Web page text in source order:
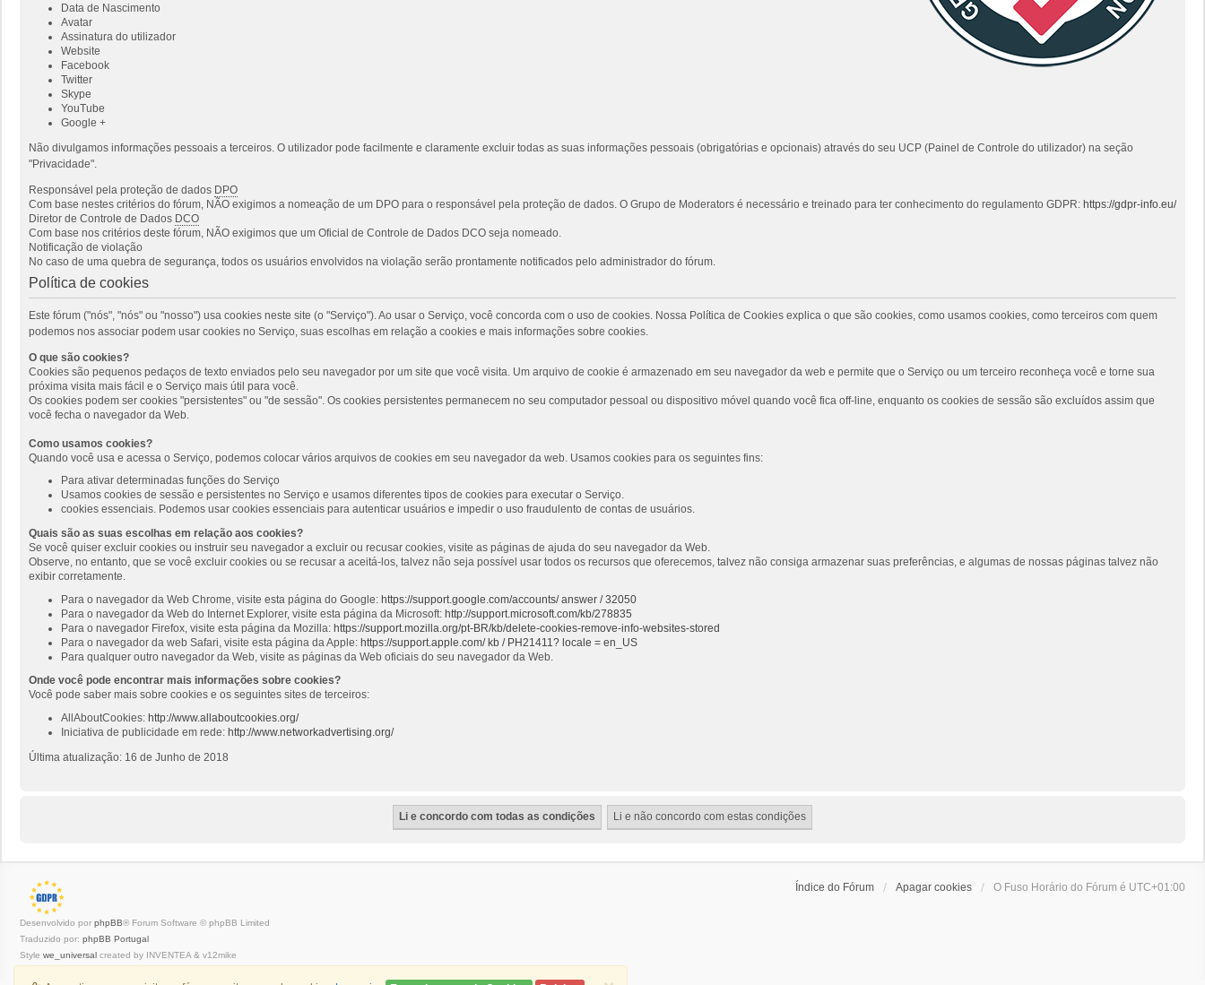
Data de Nascimento
Avatar
Assinatura do utilizador
Website
Facebook
Twitter
Skype
YouTube
Google +
Não divulgamos informações pessoais a terceiros. O utilizador pode facilmente e claramente excluir todas as suas informações pessoais (obrigatórias e opcionais) através do seu UCP (Painel de Controle do utilizador) na seção
"Privacidade".
Responsável pela proteção de dados DPO
Com base nestes critérios do fórum, NÃO exigimos a nomeação de um DPO para o responsável pela proteção de dados. O Grupo de Moderators é necessário e treinado para ter conhecimento do regulamento GDPR: https://gdpr-info.eu/
Diretor de Controle de Dados DCO
Com base nos critérios deste fórum, NÃO exigimos que um Oficial de Controle de Dados DCO seja nomeado.
Notificação de violação
No caso de uma quebra de segurança, todos os usuários envolvidos na violação serão prontamente notificados pelo administrador do fórum.
Política de cookies
Este fórum ("nós", "nós" ou "nosso") usa cookies neste site (o "Serviço"). Ao usar o Serviço, você concorda com o uso de cookies. Nossa Política de Cookies explica o que são cookies, como usamos cookies, como terceiros com quem
podemos nos associar podem usar cookies no Serviço, suas escolhas em relação a cookies e mais informações sobre cookies.
O que são cookies?
Cookies são pequenos pedaços de texto enviados pelo seu navegador por um site que você visita. Um arquivo de cookie é armazenado em seu navegador da web e permite que o Serviço ou um terceiro reconheça você e torne sua
próxima visita mais fácil e o Serviço mais útil para você.
Os cookies podem ser cookies "persistentes" ou "de sessão". Os cookies persistentes permanecem no seu computador pessoal ou dispositivo móvel quando você fica off-line, enquanto os cookies de sessão são excluídos assim que
você fecha o navegador da Web.
Como usamos cookies?
Quando você usa e acessa o Serviço, podemos colocar vários arquivos de cookies em seu navegador da web. Usamos cookies para os seguintes fins:
Para ativar determinadas funções do Serviço
Usamos cookies de sessão e persistentes no Serviço e usamos diferentes tipos de cookies para executar o Serviço.
cookies essenciais. Podemos usar cookies essenciais para autenticar usuários e impedir o uso fraudulento de contas de usuários.
Quais são as suas escolhas em relação aos cookies?
Se você quiser excluir cookies ou instruir seu navegador a excluir ou recusar cookies, visite as páginas de ajuda do seu navegador da Web.
Observe, no entanto, que se você excluir cookies ou se recusar a aceitá-los, talvez não seja possível usar todos os recursos que oferecemos, talvez não consiga armazenar suas preferências, e algumas de nossas páginas talvez não
exibir corretamente.
Para o navegador da Web Chrome, visite esta página do Google: https://support.google.com/accounts/ answer / 32050
Para o navegador da Web do Internet Explorer, visite esta página da Microsoft: http://support.microsoft.com/kb/278835
Para o navegador Firefox, visite esta página da Mozilla: https://support.mozilla.org/pt-BR/kb/delete-cookies-remove-info-websites-stored
Para o navegador da web Safari, visite esta página da Apple: https://support.apple.com/ kb / PH21411? locale = en_US
Para qualquer outro navegador da Web, visite as páginas da Web oficiais do seu navegador da Web.
Onde você pode encontrar mais informações sobre cookies?
Você pode saber mais sobre cookies e os seguintes sites de terceiros:
AllAboutCookies: http://www.allaboutcookies.org/
Iniciativa de publicidade em rede: http://www.networkadvertising.org/
Última atualização: 16 de Junho de 2018
Índice do Fórum Apagar cookies O Fuso Horário do Fórum é UTC+01:00
Desenvolvido por phpBB® Forum Software © phpBB Limited
Traduzido por: phpBB Portugal
Style we_universal created by INVENTEA & v12mike